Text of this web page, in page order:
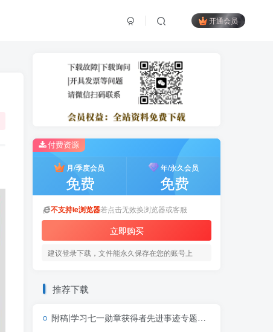
开通会员
付费资源
月/季度会员
免费
年/永久会员
免费
不支持ie浏览器若点击无效换浏览器或客服
立即购买
建议登录下载，文件能永久保存在您的账号上
推荐下载
附稿|学习七一勋章获得者先进事迹专题党课PPT课件带讲稿党支部七一建党节微党课幻灯片模板